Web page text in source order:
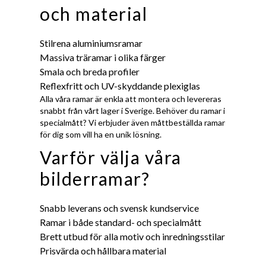
och material
Stilrena aluminiumsramar
Massiva träramar i olika färger
Smala och breda profiler
Reflexfritt och UV-skyddande plexiglas
Alla våra ramar är enkla att montera och levereras
snabbt från vårt lager i Sverige. Behöver du ramar i
specialmått? Vi erbjuder även måttbeställda ramar
för dig som vill ha en unik lösning.
Varför välja våra
bilderramar?
Snabb leverans och svensk kundservice
Ramar i både standard- och specialmått
Brett utbud för alla motiv och inredningsstilar
Prisvärda och hållbara material